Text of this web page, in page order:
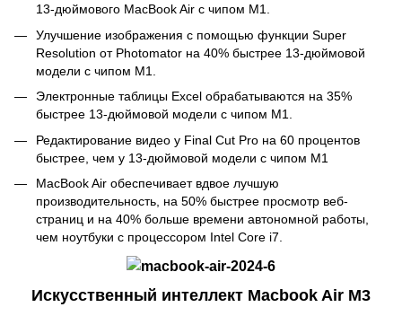
13-дюймового MacBook Air с чипом M1.
Улучшение изображения с помощью функции Super
Resolution от Photomator на 40% быстрее 13-дюймовой
модели с чипом M1.
Электронные таблицы Excel обрабатываются на 35%
быстрее 13-дюймовой модели с чипом M1.
Редактирование видео у Final Cut Pro на 60 процентов
быстрее, чем у 13-дюймовой модели с чипом M1
MacBook Air обеспечивает вдвое лучшую
производительность, на 50% быстрее просмотр веб-
страниц и на 40% больше времени автономной работы,
чем ноутбуки с процессором Intel Core i7.
Искусственный интеллект Macbook Air M3